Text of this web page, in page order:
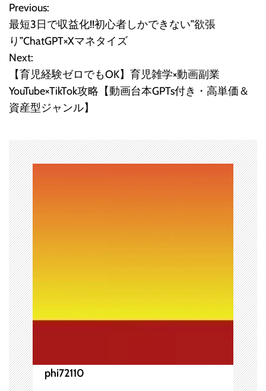
投
稿
ナ
ビ
ゲ
ー
シ
ョ
ン
Previous:
最短3日で収益化!!初心者しかできない”欲張
り”ChatGPT×Xマネタイズ
Next:
【育児経験ゼロでもOK】育児雑学×動画副業
YouTube×TikTok攻略【動画台本GPTs付き・高単価＆
資産型ジャンル】
phi72110